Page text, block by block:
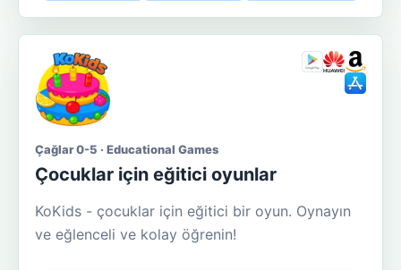
Çağlar 0-5 · Educational Games
Çocuklar için eğitici oyunlar
KoKids - çocuklar için eğitici bir oyun. Oynayın
ve eğlenceli ve kolay öğrenin!